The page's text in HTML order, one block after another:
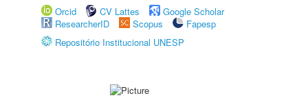
Orcid
CV Lattes
Google Scholar
ResearcherID
Scopus
Fapesp
Repositório Institucional UNESP